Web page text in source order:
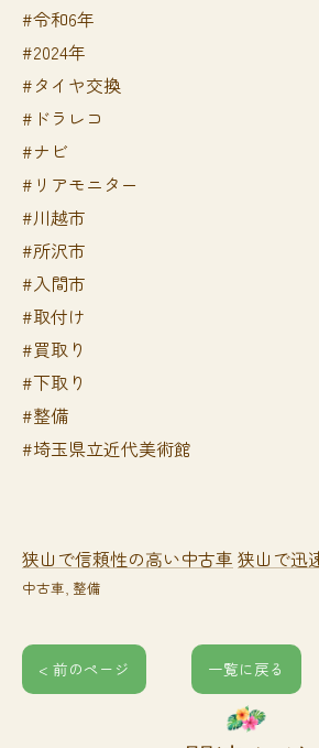
#令和6年
#2024年
#タイヤ交換
#ドラレコ
#ナビ
#リアモニター
#川越市
#所沢市
#入間市
#取付け
#買取り
#下取り
#整備
#埼玉県立近代美術館
狭山で信頼性の高い中古車 狭山で迅
中古車 整備
< 前のページ 一覧に戻る